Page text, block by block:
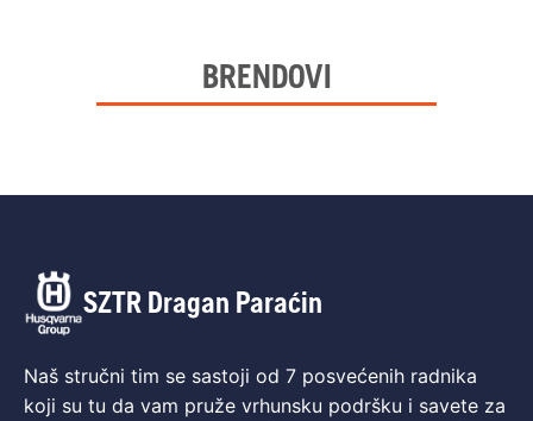
BRENDOVI
SZTR Dragan Paraćin
Naš stručni tim se sastoji od 7 posvećenih radnika
koji su tu da vam pruže vrhunsku podršku i savete za